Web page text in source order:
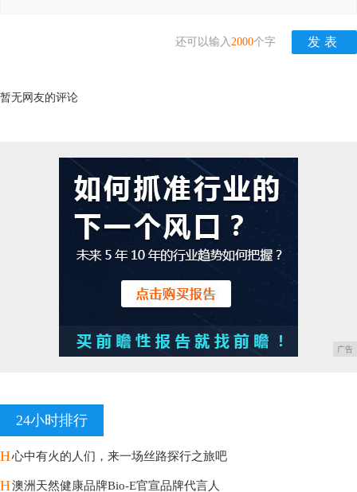
还可以输入 2000个字
暂无网友的评论
广告
24小时排行
H心中有火的人们，来一场丝路探行之旅吧
H澳洲天然健康品牌Bio-E官宣品牌代言人